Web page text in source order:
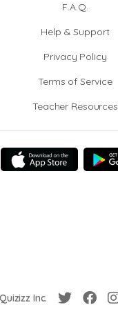
F.A.Q.
Help & Support
Privacy Policy
Terms of Service
Teacher Resources
Inc.